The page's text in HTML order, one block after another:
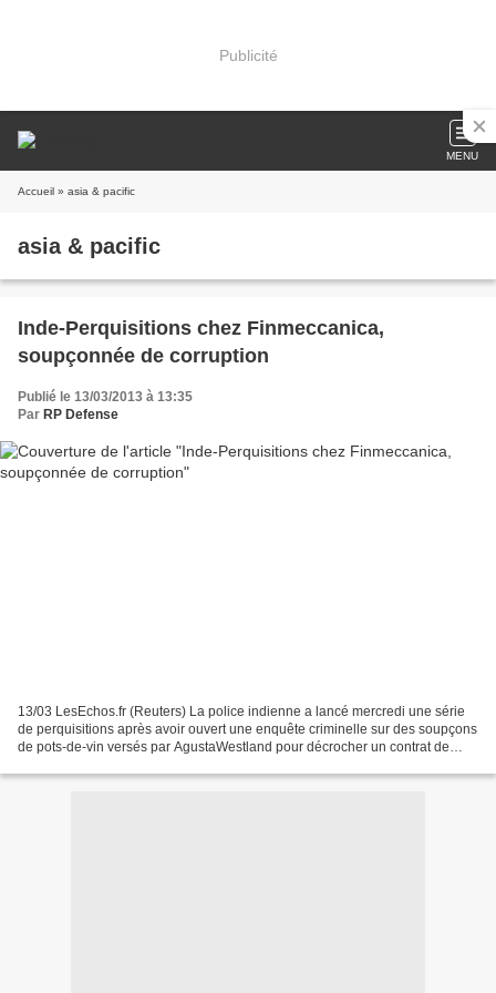
Publicité
MENU
Accueil » asia & pacific
asia & pacific
Inde-Perquisitions chez Finmeccanica,
soupçonnée de corruption
Publié le 13/03/2013 à 13:35
Par RP Defense
13/03 LesEchos.fr (Reuters) La police indienne a lancé mercredi une série
de perquisitions après avoir ouvert une enquête criminelle sur des soupçons
de pots-de-vin versés par AgustaWestland pour décrocher un contrat de